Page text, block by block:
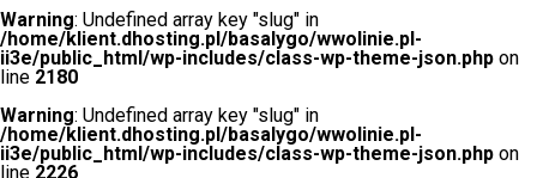
Warning: Undefined array key "slug" in
/home/klient.dhosting.pl/basalygo/wwolinie.pl-
ii3e/public_html/wp-includes/class-wp-theme-json.php on
line 2180
Warning: Undefined array key "slug" in
/home/klient.dhosting.pl/basalygo/wwolinie.pl-
ii3e/public_html/wp-includes/class-wp-theme-json.php on
line 2226